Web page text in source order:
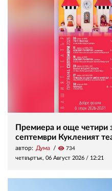
Премиера и още четири
септември Кукленият
автор: Дума visibility 734
четвъртък, 06 Август 2026 / 12:21